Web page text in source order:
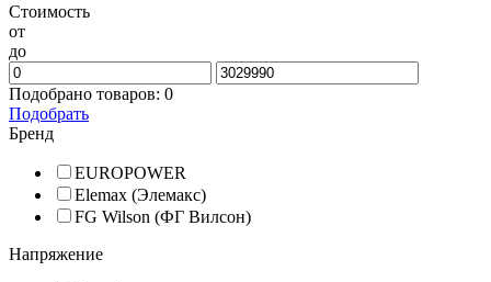
Стоимость
от
до
Подобрано товаров: 0
Подобрать
Бренд
EUROPOWER
Elemax (Элемакс)
FG Wilson (ФГ Вилсон)
Напряжение